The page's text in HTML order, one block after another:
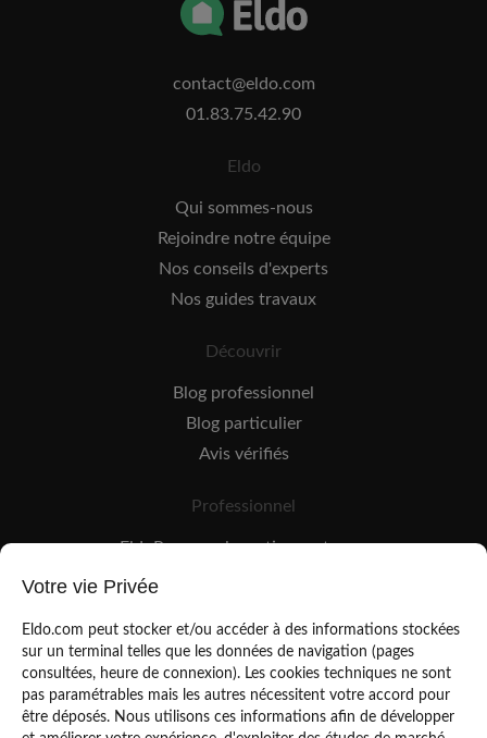
contact@eldo.com
01.83.75.42.90
Eldo
Qui sommes-nous
Rejoindre notre équipe
Nos conseils d'experts
Nos guides travaux
Découvrir
Blog professionnel
Blog particulier
Avis vérifiés
Professionnel
EldoPro pour les artisans et pros
EldoNetwork pour les réseaux, marques et industriels
Votre vie Privée
Eldo.com peut stocker et/ou accéder à des informations stockées
sur un terminal telles que les données de navigation (pages
consultées, heure de connexion). Les cookies techniques ne sont
pas paramétrables mais les autres nécessitent votre accord pour
être déposés. Nous utilisons ces informations afin de développer